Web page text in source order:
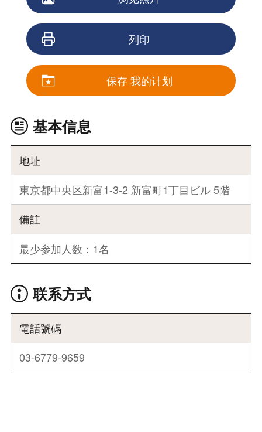
列印
保存 我的计划
基本信息
地址
東京都中央区新富1-3-2 新富町1丁目ビル 5階
備註
最少参加人数：1名
联系方式
電話號碼
03-6779-9659